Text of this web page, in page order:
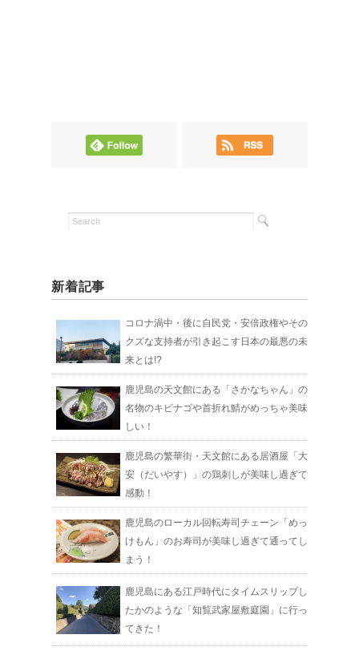
新着記事
コロナ渦中・後に自民党・安倍政権やその
クズな支持者が引き起こす日本の最悪の未
来とは!?
鹿児島の天文館にある「さかなちゃん」の
名物のキビナゴや首折れ鯖がめっちゃ美味
しい！
鹿児島の繁華街・天文館にある居酒屋「大
安（だいやす）」の鶏刺しが美味し過ぎて
感動！
鹿児島のローカル回転寿司チェーン「めっ
けもん」のお寿司が美味し過ぎて通ってし
まう！
鹿児島にある江戸時代にタイムスリップし
たかのような「知覧武家屋敷庭園」に行っ
てきた！